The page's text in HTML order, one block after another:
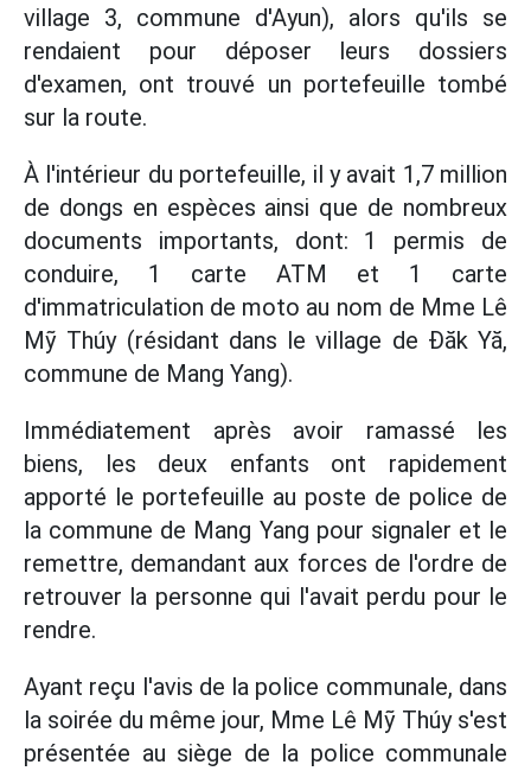
village 3, commune d'Ayun), alors qu'ils se
rendaient pour déposer leurs dossiers
d'examen, ont trouvé un portefeuille tombé
sur la route.
À l'intérieur du portefeuille, il y avait 1,7 million
de dongs en espèces ainsi que de nombreux
documents importants, dont: 1 permis de
conduire, 1 carte ATM et 1 carte
d'immatriculation de moto au nom de Mme Lê
Mỹ Thúy (résidant dans le village de Đăk Yă,
commune de Mang Yang).
Immédiatement après avoir ramassé les
biens, les deux enfants ont rapidement
apporté le portefeuille au poste de police de
la commune de Mang Yang pour signaler et le
remettre, demandant aux forces de l'ordre de
retrouver la personne qui l'avait perdu pour le
rendre.
Ayant reçu l'avis de la police communale, dans
la soirée du même jour, Mme Lê Mỹ Thúy s'est
présentée au siège de la police communale